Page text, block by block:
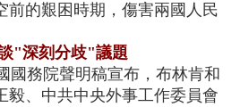
前的艱困時期，傷害兩國人民
"深刻分歧"議題
國務院聲明稿宣布，布林肯和
毅、中共中央外事工作委員會